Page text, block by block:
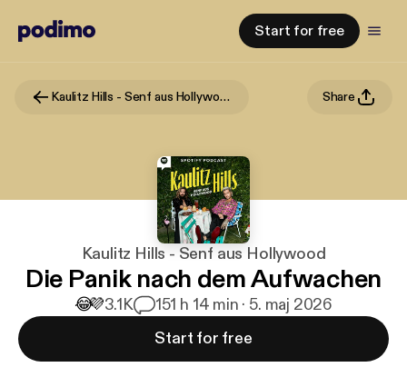
Start for free
Kaulitz Hills - Senf aus Hollywood Share
Kaulitz Hills - Senf aus Hollywood
Die Panik nach dem Aufwachen
😂💜3.1K 151 h 14 min · 5. maj 2026
Start for free